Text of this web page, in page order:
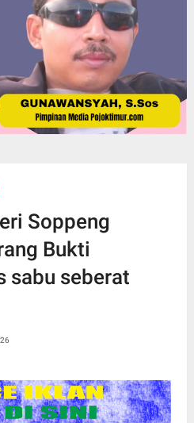
Soppeng
Bukti
sabu seberat